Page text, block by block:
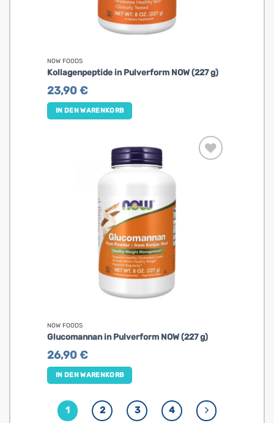
NOW FOODS
Kollagenpeptide in Pulverform NOW (227 g)
23,90€
IN DEN WARENKORB
NOW FOODS
Glucomannan in Pulverform NOW (227 g)
26,90€
IN DEN WARENKORB
1 2 3 4